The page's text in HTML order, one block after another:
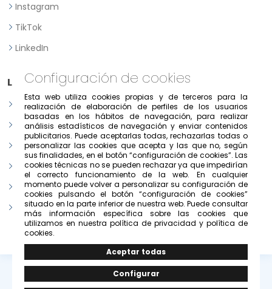
Instagram
TikTok
LinkedIn
Legal
Aviso legal
Política de Privacidad
Política de consentimiento previo, expreso e informado
Condiciones de uso del portal
Política de cookies
Configurar cookies
© Copyright 2026 -Grupo Solivesa
Configuración de cookies
Esta web utiliza cookies propias y de terceros para la
realización de elaboración de perfiles de los usuarios
basadas en los hábitos de navegación, para realizar
análisis estadísticos de navegación y enviar contenidos
publicitarios. Puede aceptarlas todas, rechazarlas todas o
personalizar las cookies que acepta y las que no, según
sus finalidades, en el botón “configuración de cookies”. Las
cookies técnicas no se pueden rechazar ya que impedirían
el correcto funcionamiento de la web. En cualquier
momento puede volver a personalizar su configuración de
cookies pulsando el botón “configuración de cookies”
situado en la parte inferior de nuestra web. Puede consultar
más información específica sobre las cookies que
utilizamos en nuestra política de privacidad y política de
cookies.